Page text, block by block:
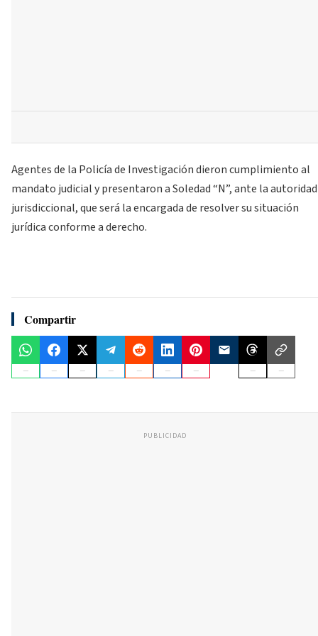
Agentes de la Policía de Investigación dieron cumplimiento al
mandato judicial y presentaron a Soledad “N”, ante la autoridad
jurisdiccional, que será la encargada de resolver su situación
jurídica conforme a derecho.
Compartir
PUBLICIDAD